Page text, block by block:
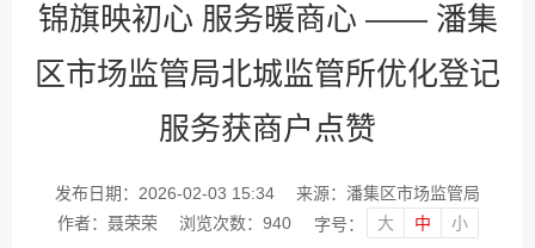
锦旗映初心 服务暖商心 —— 潘集
区市场监管局北城监管所优化登记
服务获商户点赞
发布日期：2026-02-03 15:34
来源：潘集区市场监管局
作者：聂荣荣
浏览次数： 940 字号： 大 中 小